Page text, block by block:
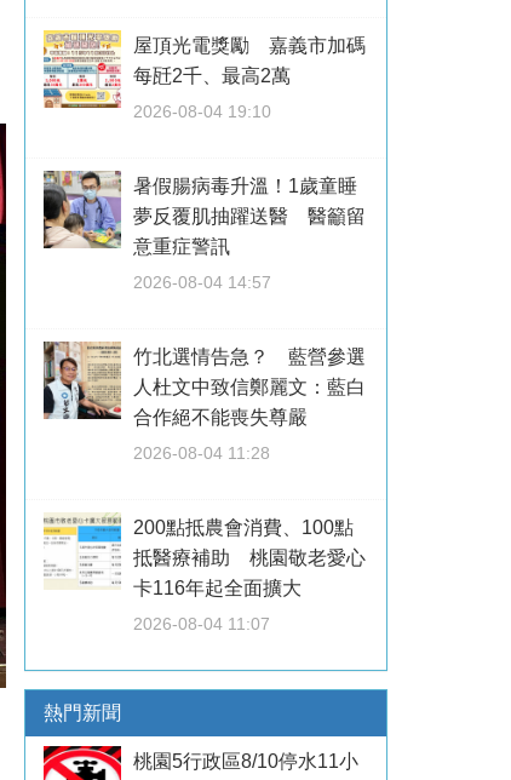
屋頂光電獎勵 嘉義市加碼
每瓩2千、最高2萬
2026-08-04 19:10
暑假腸病毒升溫！1歲童睡
夢反覆肌抽躍送醫 醫籲留
意重症警訊
2026-08-04 14:57
竹北選情告急？ 藍營參選
人杜文中致信鄭麗文：藍白
合作絕不能喪失尊嚴
2026-08-04 11:28
200點抵農會消費、100點
抵醫療補助 桃園敬老愛心
卡116年起全面擴大
2026-08-04 11:07
熱門新聞
桃園5行政區8/10停水11小